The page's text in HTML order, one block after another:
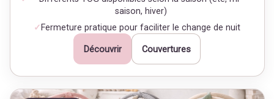
saison, hiver)
Fermeture pratique pour faciliter le change de nuit
Découvrir Couvertures